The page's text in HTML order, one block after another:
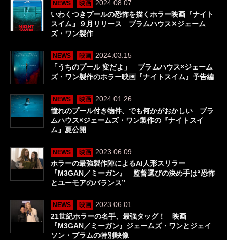
NEWS 映画
2024.08.07
いわくつきプールの恐怖を描くホラー映画『ナイト
スイム』９月リリース ブラムハウス✕ジェーム
ズ・ワン製作
NEWS 映画
2024.03.15
「うちのプール 変だよ」 ブラムハウス×ジェーム
ズ・ワン製作のホラー映画『ナイトスイム』予告編
NEWS 映画
2024.01.26
憧れのプール付き物件、でも何かがおかしい ブラ
ムハウス×ジェームズ・ワン製作の『ナイトスイ
ム』夏公開
NEWS 映画
2023.06.09
ホラーの最強製作陣によるAI人形スリラー
『M3GAN／ミーガン』 監督選びの決め手は“恐怖
とユーモアのバランス”
NEWS 映画
2023.06.01
21世紀ホラーの名手、最強タッグ！ 映画
『M3GAN／ミーガン』ジェームズ・ワンとジェイ
ソン・ブラムの特別映像